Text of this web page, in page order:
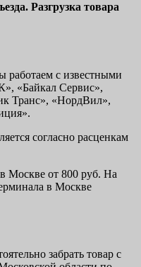
Разгрузка товара
работаем с известными
«Байкал Сервис»,
Транс», «НордВил»,
согласно расценкам
Москве от 800 руб. На
в Москве
забрать товар с